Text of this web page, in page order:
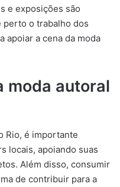
e exposições são
o trabalho dos
apoiar a cena da moda
moda autoral
Rio, é importante
locais, apoiando suas
Além disso, consumir
de contribuir para a